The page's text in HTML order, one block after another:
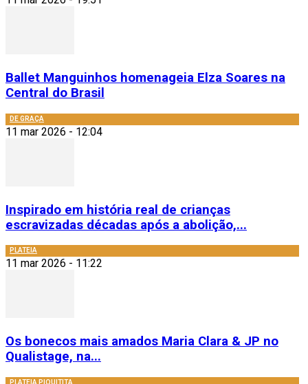
Ballet Manguinhos homenageia Elza Soares na
Central do Brasil
DE GRAÇA
11 mar 2026 - 12:04
Inspirado em história real de crianças
escravizadas décadas após a abolição,...
PLATEIA
11 mar 2026 - 11:22
Os bonecos mais amados Maria Clara & JP no
Qualistage, na...
PLATEIA PIQUITITA